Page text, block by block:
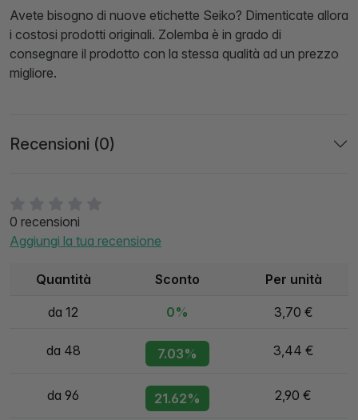
0 recensioni
Aggiungi la tua recensione
Quantità Sconto Per unità
da 12 0% 3,70 €
da 48 7.03% 3,44 €
da 96 21.62% 2,90 €
Avete bisogno di nuove etichette Seiko? Dimenticate allora
i costosi prodotti originali. Zolemba è in grado di
consegnare il prodotto con la stessa qualità ad un prezzo
migliore.
Recensioni (0)